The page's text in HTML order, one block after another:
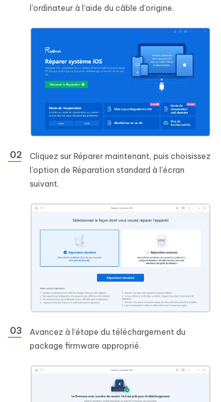
l'ordinateur à l'aide du câble d'origine.
Cliquez sur Réparer maintenant, puis choisissez
l'option de Réparation standard à l'écran
suivant.
Avancez à l'étape du téléchargement du
package firmware approprié.